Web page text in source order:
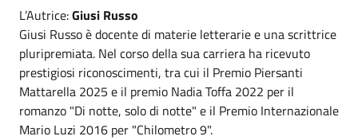
L’Autrice:Giusi Russo
Giusi Russo è docente di materie letterarie e una scrittrice
pluripremiata. Nel corso della sua carriera ha ricevuto
prestigiosi riconoscimenti, tra cui il Premio Piersanti
Mattarella 2025 e il premio Nadia Toffa 2022 per il
romanzo "Di notte, solo di notte" e il Premio Internazionale
Mario Luzi 2016 per "Chilometro 9".